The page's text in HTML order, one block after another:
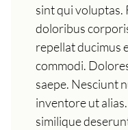
sint qui voluptas.
doloribus
repellat ducimus
commodi.
saepe. Nesciunt
inventore ut
similique